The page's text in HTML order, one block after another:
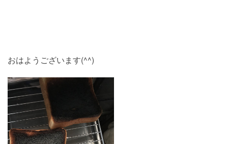
おはようございます(^^)